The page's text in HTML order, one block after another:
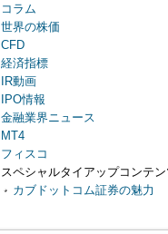
コラム
世界の株価
CFD
経済指標
IR動画
IPO情報
金融業界ニュース
MT4
フィスコ
スペシャルタイアップコンテ
カブドットコム証券の魅力